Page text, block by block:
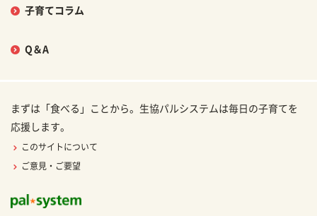
子育てコラム
Q＆A
まずは「食べる」ことから。生協パルシステムは毎日の子育てを
応援します。
このサイトについて
ご意見・ご要望